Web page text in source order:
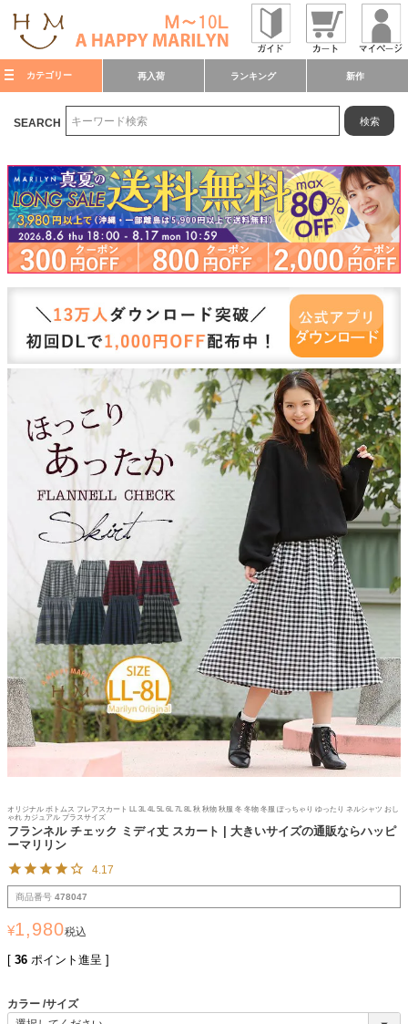
カテゴリー 再入荷 ランキング 新作
SEARCH 検索
オリジナル ボトムス フレアスカート LL 3L 4L 5L 6L 7L 8L 秋 秋物 秋服 冬 冬物 冬服 ぽっちゃり ゆったり ネルシャツ おし
ゃれ カジュアル プラスサイズ
フランネル チェック ミディ丈 スカート | 大きいサイズの通販ならハッピ
ーマリリン
4.17
商品番号 478047
¥1,980税込
[ 36 ポイント進呈 ]
カラー サイズ